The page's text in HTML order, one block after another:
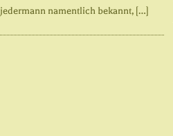
jedermann namentlich bekannt, […]